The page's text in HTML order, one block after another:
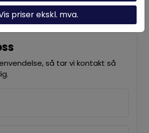
så tar vi kontakt så
priser ekskl. mva.